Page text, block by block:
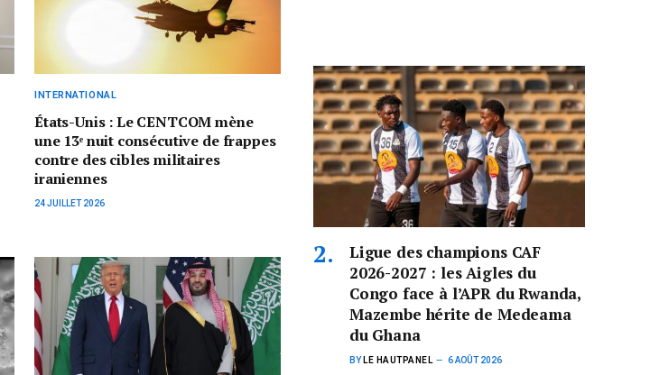
INTERNATIONAL
États-Unis : Le CENTCOM mène
une 13ᵉ nuit consécutive de frappes
contre des cibles militaires
iraniennes
24 JUILLET 2026
Ligue des champions CAF
2026-2027 : les Aigles du
Congo face à l’APR du Rwanda,
Mazembe hérite de Medeama
du Ghana
BY LE HAUTPANEL 6 AOÛT 2026